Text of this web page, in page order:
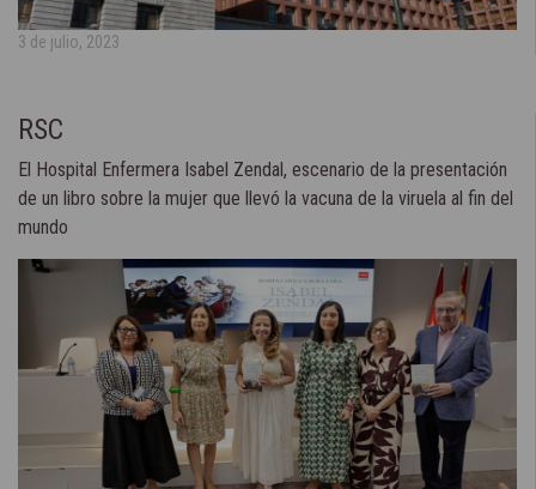
3 de julio, 2023
RSC
El Hospital Enfermera Isabel Zendal, escenario de la presentación
de un libro sobre la mujer que llevó la vacuna de la viruela al fin del
mundo